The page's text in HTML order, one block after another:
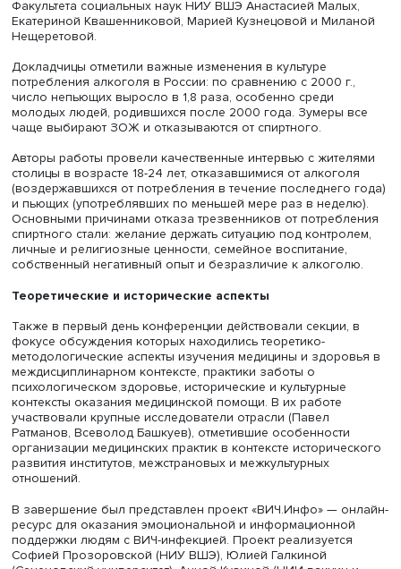
Стажер-исследователь Международной лаборатории
исследований социальной интеграции НИУ ВШЭ
Бульченко
через вредоносные культурные практики:
анализ». Она напомнила, что одной из целей
развития ООН названа ликвидация всех вредных
включая детские, ранние и принудительные браки,
селективные аборты и «убийства чести».
Трезвое поколение
Одно из выступлений круглого стола «Аддиктивное
поведение молодежи: алкоголь, видеоигры и
вещества в контексте здоровья и стигматизации» было
посвящено трезвому образу жизни и восприятию
трезвенников среди поколения Z в России. Доклад был
подготовлен студентками 4-го курса ОП «Социология»
Факультета социальных наук НИУ ВШЭ Анастасией
Екатериной Квашенниковой, Марией Кузнецовой и
Нещеретовой.
Докладчицы отметили важные изменения в культуре
потребления алкоголя в России: по сравнению с 2000
число непьющих выросло в 1,8 раза, особенно среди
молодых людей, родившихся после 2000 года. Зумеры
чаще выбирают ЗОЖ и отказываются от спиртного.
Авторы работы провели качественные интервью с
столицы в возрасте 18-24 лет, отказавшимися от
(воздержавшихся от потребления в течение